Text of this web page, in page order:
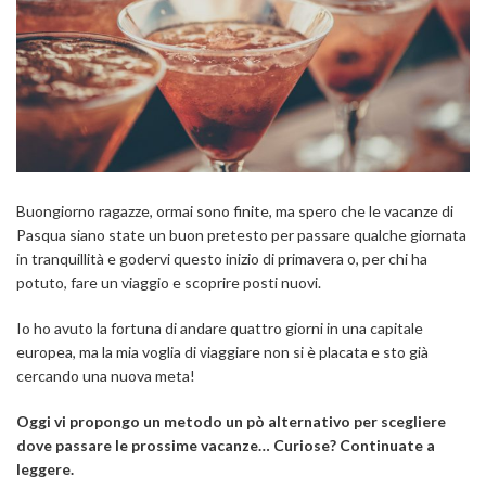
Buongiorno ragazze, ormai sono finite, ma spero che le vacanze di
Pasqua siano state un buon pretesto per passare qualche giornata
in tranquillità e godervi questo inizio di primavera o, per chi ha
potuto, fare un viaggio e scoprire posti nuovi.
Io ho avuto la fortuna di andare quattro giorni in una capitale
europea, ma la mia voglia di viaggiare non si è placata e sto già
cercando una nuova meta!
Oggi vi propongo un metodo un pò alternativo per scegliere
dove passare le prossime vacanze… Curiose? Continuate a
leggere.